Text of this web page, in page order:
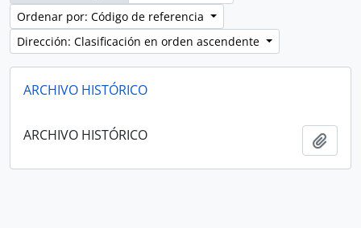
Ordenar por: Código de referencia
Dirección: Clasificación en orden ascendente
ARCHIVO HISTÓRICO
ARCHIVO HISTÓRICO